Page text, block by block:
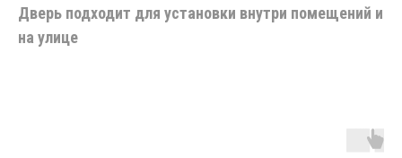
Дверь подходит для установки внутри помещений и
на улице